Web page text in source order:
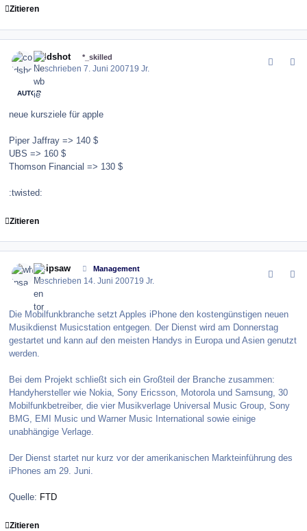
Zitieren
coldshot *_skilled
Geschrieben7. Juni 200719 Jr.
AUTOR
neue kursziele für apple
Piper Jaffray => 140 $
UBS => 160 $
Thomson Financial => 130 $
:twisted:
Zitieren
whipsaw Management
Geschrieben 14. Juni 200719 Jr.
Die Mobilfunkbranche setzt Apples iPhone den kostengünstigen neuen
Musikdienst Musicstation entgegen. Der Dienst wird am Donnerstag
gestartet und kann auf den meisten Handys in Europa und Asien genutzt
werden.
Bei dem Projekt schließt sich ein Großteil der Branche zusammen:
Handyhersteller wie Nokia, Sony Ericsson, Motorola und Samsung, 30
Mobilfunkbetreiber, die vier Musikverlage Universal Music Group, Sony
BMG, EMI Music und Warner Music International sowie einige
unabhängige Verlage.
Der Dienst startet nur kurz vor der amerikanischen Markteinführung des
iPhones am 29. Juni.
Quelle: FTD
Zitieren